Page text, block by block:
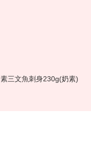
素三文魚刺身230g(奶素)